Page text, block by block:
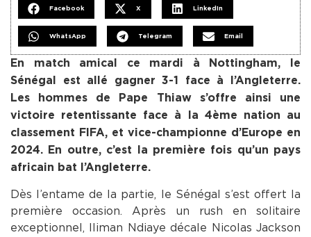
Facebook X LinkedIn
WhatsApp Telegram Email
En match amical ce mardi à Nottingham, le
Sénégal est allé gagner 3-1 face à l’Angleterre.
Les hommes de Pape Thiaw s’offre ainsi une
victoire retentissante face à la 4ème nation au
classement FIFA, et vice-championne d’Europe en
2024. En outre, c’est la première fois qu’un pays
africain bat l’Angleterre.
Dès l’entame de la partie, le Sénégal s’est offert la
première occasion. Après un rush en solitaire
exceptionnel, Iliman Ndiaye décale Nicolas Jackson